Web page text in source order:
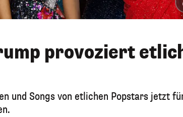
provoziert
und Songs von etlichen Popstars jetzt